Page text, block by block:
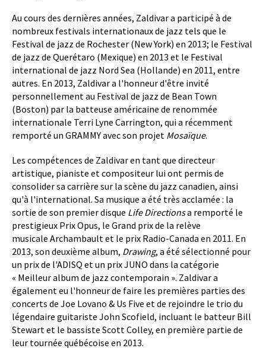
Au cours des dernières années, Zaldivar a participé à de
nombreux festivals internationaux de jazz tels que le
Festival de jazz de Rochester (New York) en 2013; le Festival
de jazz de Querétaro (Mexique) en 2013 et le Festival
international de jazz Nord Sea (Hollande) en 2011, entre
autres. En 2013, Zaldivar a l'honneur d'être invité
personnellement au Festival de jazz de Bean Town
(Boston) par la batteuse américaine de renommée
internationale Terri Lyne Carrington, qui a récemment
remporté un GRAMMY avec son projet Mosaïque.
Les compétences de Zaldivar en tant que directeur
artistique, pianiste et compositeur lui ont permis de
consolider sa carrière sur la scène du jazz canadien, ainsi
qu'à l'international. Sa musique a été très acclamée : la
sortie de son premier disque Life Directionsa remporté le
prestigieux Prix Opus, le Grand prix de la relève
musicale Archambault et le prix Radio-Canada en 2011. En
2013, son deuxième album, Drawing, a été sélectionné pour
un prix de l'ADISQ et un prix JUNO dans la catégorie
« Meilleur album de jazz contemporain ». Zaldivar a
également eu l'honneur de faire les premières parties des
concerts de Joe Lovano & Us Five et de rejoindre le trio du
légendaire guitariste John Scofield, incluant le batteur Bill
Stewart et le bassiste Scott Colley, en première partie de
leur tournée québécoise en 2013.